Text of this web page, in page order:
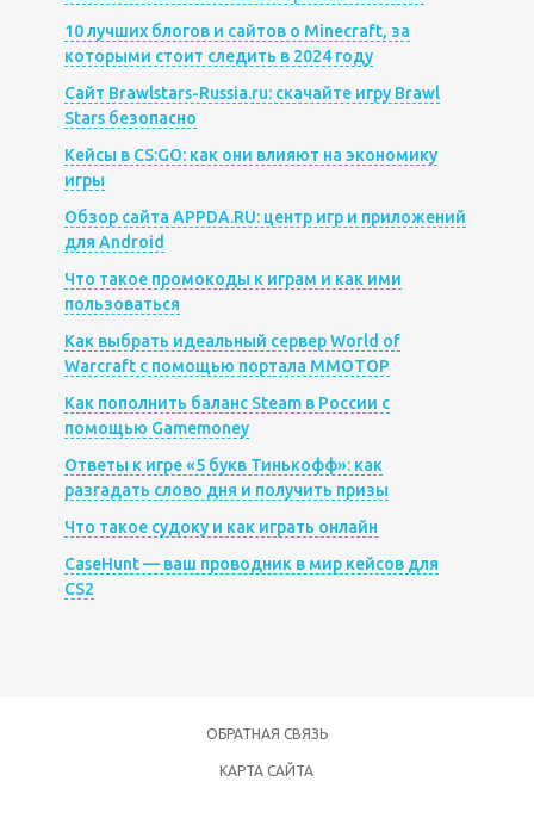
10 лучших блогов и сайтов о Minecraft, за
которыми стоит следить в 2024 году
Сайт Brawlstars-Russia.ru: скачайте игру Brawl
Stars безопасно
Кейсы в CS:GO: как они влияют на экономику
игры
Обзор сайта APPDA.RU: центр игр и приложений
для Android
Что такое промокоды к играм и как ими
пользоваться
Как выбрать идеальный сервер World of
Warcraft с помощью портала MMOTOP
Как пополнить баланс Steam в России с
помощью Gamemoney
Ответы к игре «5 букв Тинькофф»: как
разгадать слово дня и получить призы
Что такое судоку и как играть онлайн
CaseHunt — ваш проводник в мир кейсов для
CS2
ОБРАТНАЯ СВЯЗЬ
КАРТА САЙТА